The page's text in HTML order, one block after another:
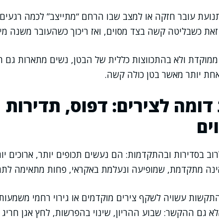
עובר חזקה או למצב שבו הרחם “מתייצב” לכמה רגעים
כשבליטה קשה בצד מסוים, ואז ריכוך כשהעובר משנה
ממוקדת ולא בהתכווצות כללית של הבטן, נשים מתארות
יותר מאשר בטן כולה קשה.
לצירים: דפוס, תדירות
בסדירות ובהתקדמות: הם נעשים תכופים יותר, ארוכים
מתקדמת, שמופיעה ונעלמת באקראי, פחות מתאימה
עשויה לשקף צירים מוקדמים או גירוי רחמי
גם ההקשר: שבוע ההריון, שינוי בהפרשות, לחץ אגן